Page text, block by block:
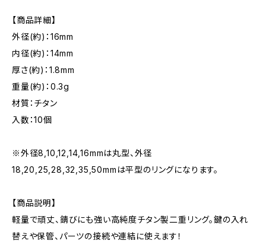
【商品詳細】
外径(約)：16mm
内径(約)：14mm
厚さ(約)：1.8mm
重量(約)：0.3g
材質：チタン
入数：10個
※外径8,10,12,14,16mmは丸型、外径
18,20,25,28,32,35,50mmは平型のリングになります。
【商品説明】
軽量で頑丈、錆びにも強い高純度チタン製二重リング。鍵の入れ
替えや保管、パーツの接続や連結に使えます！